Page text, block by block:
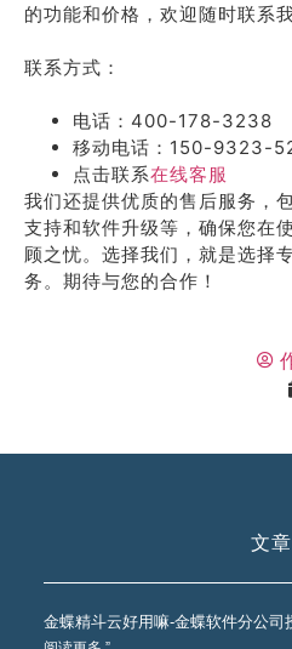
的功能和价格，欢迎随时联系我
联系方式：
电话：400-178-3238
移动电话：150-9323-
点击联系在线客服
我们还提供优质的售后服务，
支持和软件升级等，确保您在
顾之忧。选择我们，就是选择
务。期待与您的合作！
文章
金蝶精斗云好用嘛-金蝶软件分公司